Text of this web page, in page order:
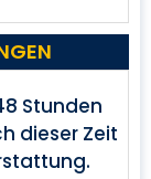
Stunden
dieser Zeit